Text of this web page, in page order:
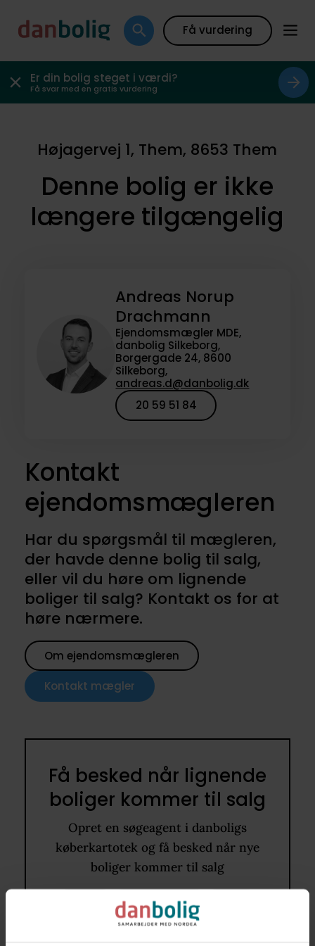
Få vurdering
Er din bolig steget i værdi?
Få svar med en gratis vurdering
Højagervej 1, Them, 8653 Them
Denne bolig er ikke
længere tilgængelig
Andreas Norup
Drachmann
Ejendomsmægler MDE,
danbolig Silkeborg,
Borgergade 24, 8600
Silkeborg,
andreas.d@danbolig.dk
20 59 51 84
Kontakt
ejendomsmægleren
Har du spørgsmål til mægleren,
der havde denne bolig til salg,
eller vil du høre om lignende
boliger til salg? Kontakt os for at
høre nærmere.
Om ejendomsmægleren
Kontakt mægler
Få besked når lignende
boliger kommer til salg
Opret en søgeagent i danboligs
køberkartotek og få besked når nye
boliger kommer til salg
130 - 180 m2
1.000.000 kr. - 1.400.000 kr.